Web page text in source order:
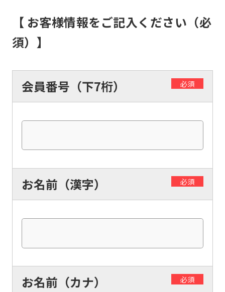
【 お客様情報をご記入ください（必
須）】
会員番号（下7桁） 必須
お名前（漢字） 必須
お名前（カナ） 必須